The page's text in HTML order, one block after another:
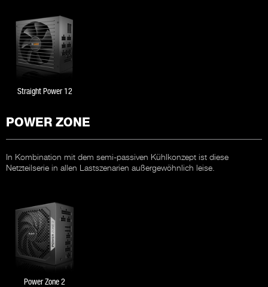
Straight Power 12
POWER ZONE
In Kombination mit dem semi-passiven Kühlkonzept ist diese
Netzteilserie in allen Lastszenarien außergewöhnlich leise.
Power Zone 2